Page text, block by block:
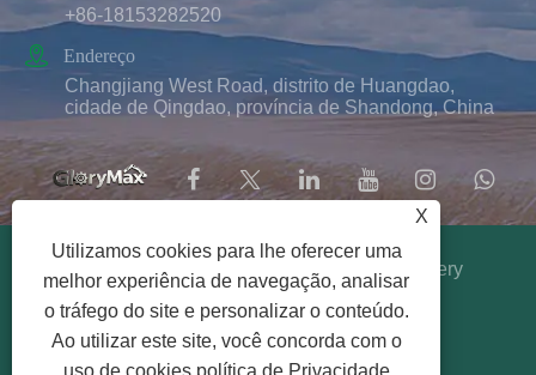
+86-18153282520

Endereço
Changjiang West Road, distrito de Huangdao,
cidade de Qingdao, província de Shandong, China
Copyright © 2025 Qingdao Ever Glory Machinery
Co., Ltd. Todos os direitos reservados.
Links
|Sitemap RSS XML
política de
Privacidade
X
Utilizamos cookies para lhe oferecer uma
melhor experiência de navegação, analisar
o tráfego do site e personalizar o conteúdo.
Ao utilizar este site, você concorda com o
uso de cookies. política de Privacidade